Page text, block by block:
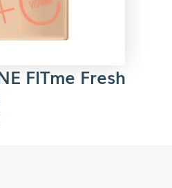
FITme Fresh